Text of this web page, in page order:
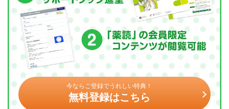
今ならご登録でうれしい特典！
無料登録はこちら